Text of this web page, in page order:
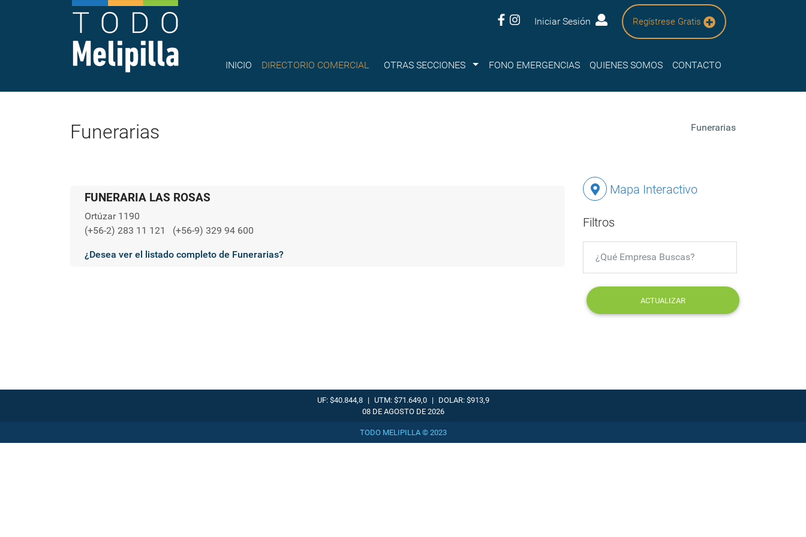
Iniciar Sesión Regístrese Gratis
INICIO DIRECTORIO COMERCIAL OTRAS SECCIONES Submenu
FONO EMERGENCIAS QUIENES SOMOS CONTACTO
Funerarias Funerarias
Mapa Interactivo
Filtros
ACTUALIZAR
FUNERARIA LAS ROSAS
Ortúzar 1190
(+56-2) 283 11 121
(+56-9) 329 94 600
¿Desea ver el listado completo de Funerarias?
UF: $40.844,8 | UTM: $71.649,0 |
DOLAR: $913,9
08 DE AGOSTO DE 2026
TODO MELIPILLA © 2023